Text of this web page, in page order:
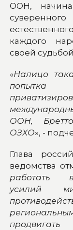
ООН,
каждого
своей
«Налицо
попытка
ООН,
ОЗХО», -
Глава
ведомства
работать
усилий
продвигать